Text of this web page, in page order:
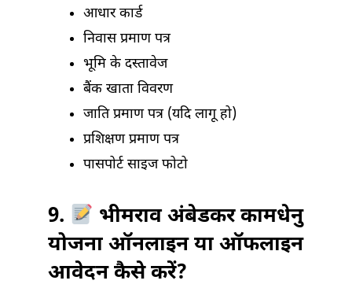
आधार कार्ड
निवास प्रमाण पत्र
भूमि के दस्तावेज
बैंक खाता विवरण
जाति प्रमाण पत्र (यदि लागू हो)
प्रशिक्षण प्रमाण पत्र
पासपोर्ट साइज फोटो
9.
भीमराव अंबेडकर कामधेनु
योजना ऑनलाइन या ऑफलाइन
आवेदन कैसे करें?